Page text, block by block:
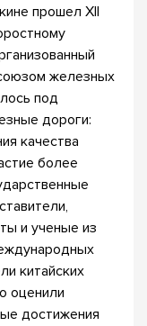
прошел XII
железных
под
дороги:
качества
более
и ученые из
китайских
оценили
достижения